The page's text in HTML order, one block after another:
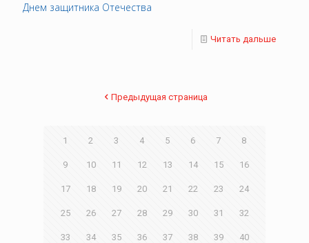
Днем защитника Отечества
Читать дальше
Предыдущая страница
1 2 3 4 5 6 7 8
9 10 11 12 13 14 15 16
17 18 19 20 21 22 23 24
25 26 27 28 29 30 31 32
33 34 35 36 37 38 39 40